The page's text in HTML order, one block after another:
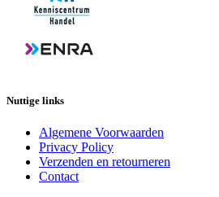
Nuttige links
Algemene Voorwaarden
Privacy Policy
Verzenden en retourneren
Contact